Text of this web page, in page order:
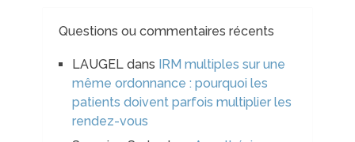
Questions ou commentaires récents
LAUGELdans
IRM multiples sur une
même ordonnance : pourquoi les
patients doivent parfois multiplier les
rendez-vous